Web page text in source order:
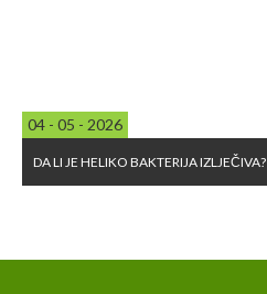
04 - 05 - 2026
DA LI JE HELIKO BAKTERIJA IZLJEČIVA?